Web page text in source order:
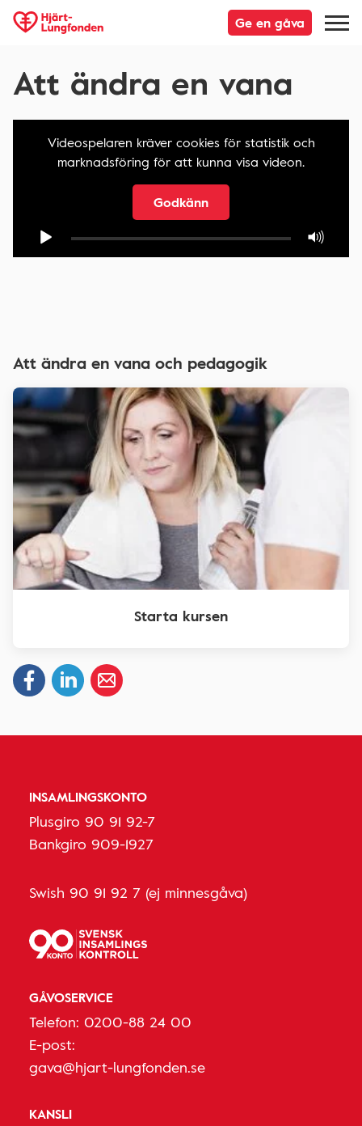
Ge en gåva
Att ändra en vana
Videospelaren kräver cookies för statistik och
marknadsföring för att kunna visa videon.
Godkänn
Att ändra en vana och pedagogik
Starta kursen
INSAMLINGSKONTO
Plusgiro 90 91 92-7
Bankgiro 909-1927
Swish 90 91 92 7 (ej minnesgåva)
GÅVOSERVICE
Telefon: 0200-88 24 00
E-post:
gava@hjart-lungfonden.se
KANSLI